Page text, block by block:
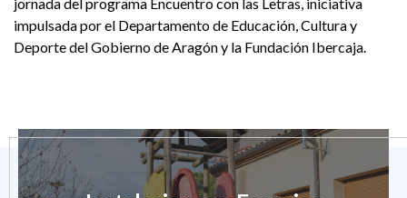
impulsada por el Departamento de Educación, Cultura y
Deporte del Gobierno de Aragón y la Fundación Ibercaja.